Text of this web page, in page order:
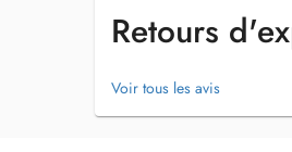
Vous pouvez prendre
https://www.doctena.lu/fr/
Retours
Voir tous les avis